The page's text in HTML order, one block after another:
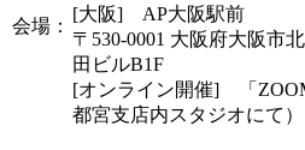
会場：
[大阪] AP大阪駅前
〒530-0001 大阪府大阪市
田ビルB1F
[オンライン開催] 「
都宮支店内スタジオにて）